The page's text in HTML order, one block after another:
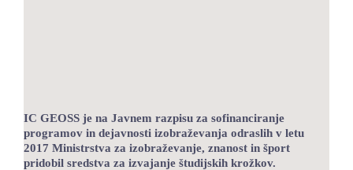
IC GEOSS je na Javnem razpisu za sofinanciranje
programov in dejavnosti izobraževanja odraslih v letu
2017 Ministrstva za izobraževanje, znanost in šport
pridobil sredstva za izvajanje študijskih krožkov.